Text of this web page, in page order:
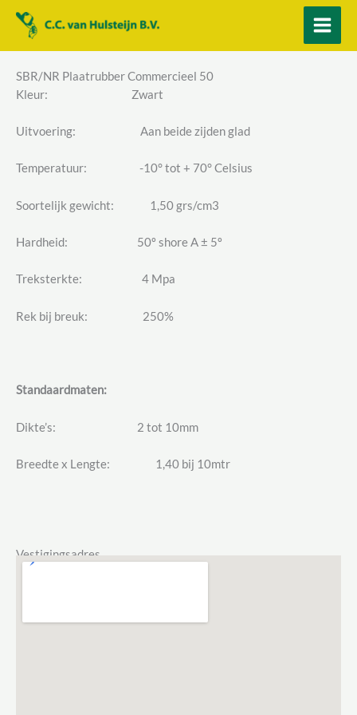
naar
SBR/NR Plaatrubber Commercieel 50
Kleur: Zwart
Uitvoering: Aan beide zijden glad
Temperatuur: -10° tot + 70° Celsius
Soortelijk gewicht: 1,50 grs/cm3
Hardheid: 50º shore A ± 5º
Treksterkte: 4 Mpa
Rek bij breuk: 250%
Standaardmaten:
Dikte’s: 2 tot 10mm
Breedte x Lengte: 1,40 bij 10mtr
Vestigingsadres